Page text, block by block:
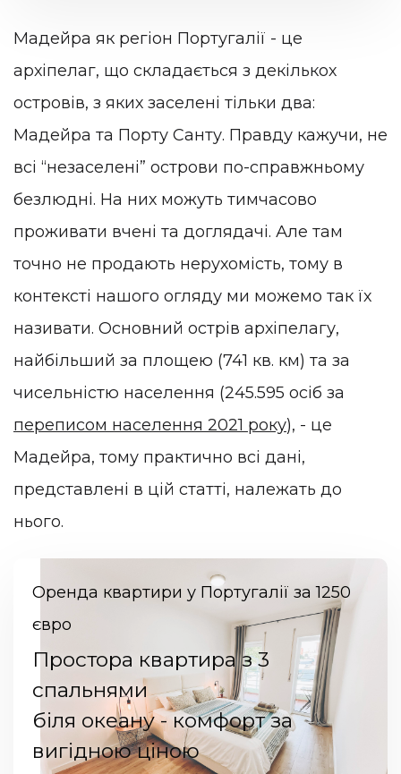
Мадейра як регіон Португалії - це
архіпелаг, що складається з декількох
островів, з яких заселені тільки два:
Мадейра та Порту Санту. Правду кажучи, не
всі “незаселені” острови по-справжньому
безлюдні. На них можуть тимчасово
проживати вчені та доглядачі. Але там
точно не продають нерухомість, тому в
контексті нашого огляду ми можемо так їх
називати. Основний острів архіпелагу,
найбільший за площею (741 кв. км) та за
чисельністю населення (245.595 осіб за
переписом населення 2021 року), - це
Мадейра, тому практично всі дані,
представлені в цій статті, належать до
нього.
Оренда квартири у Португалії за 1250
євро
Простора квартира з 3
спальнями
біля океану - комфорт за
вигідною ціною